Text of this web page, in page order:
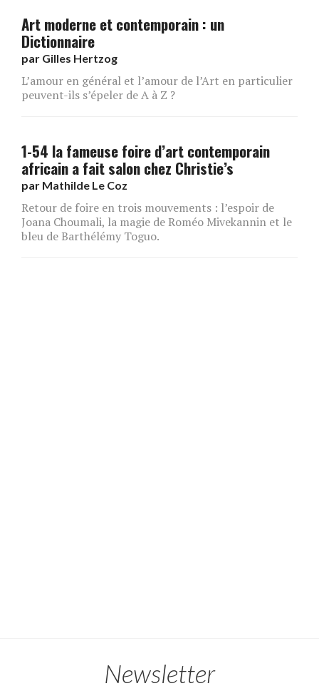
Art moderne et contemporain : un
Dictionnaire
par Gilles Hertzog
L’amour en général et l’amour de l’Art en particulier
peuvent-ils s’épeler de A à Z ?
1-54 la fameuse foire d’art contemporain
africain a fait salon chez Christie’s
par Mathilde Le Coz
Retour de foire en trois mouvements : l’espoir de
Joana Choumali, la magie de Roméo Mivekannin et le
bleu de Barthélémy Toguo.
Newsletter